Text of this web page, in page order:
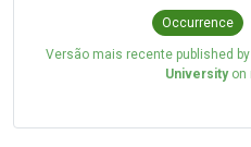
Occurrence
Versão mais recente published by
Universityon